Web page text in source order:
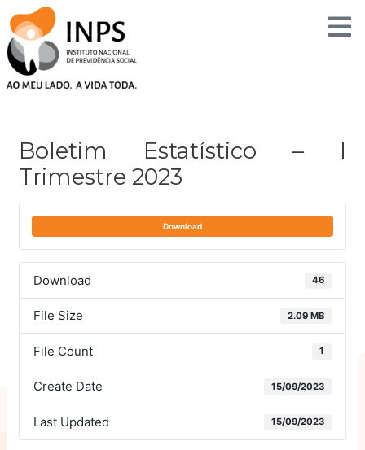
to
content
Boletim Estatístico – I
Trimestre 2023
Download
Download 46
File Size 2.09 MB
File Count 1
Create Date 15/09/2023
Last Updated 15/09/2023